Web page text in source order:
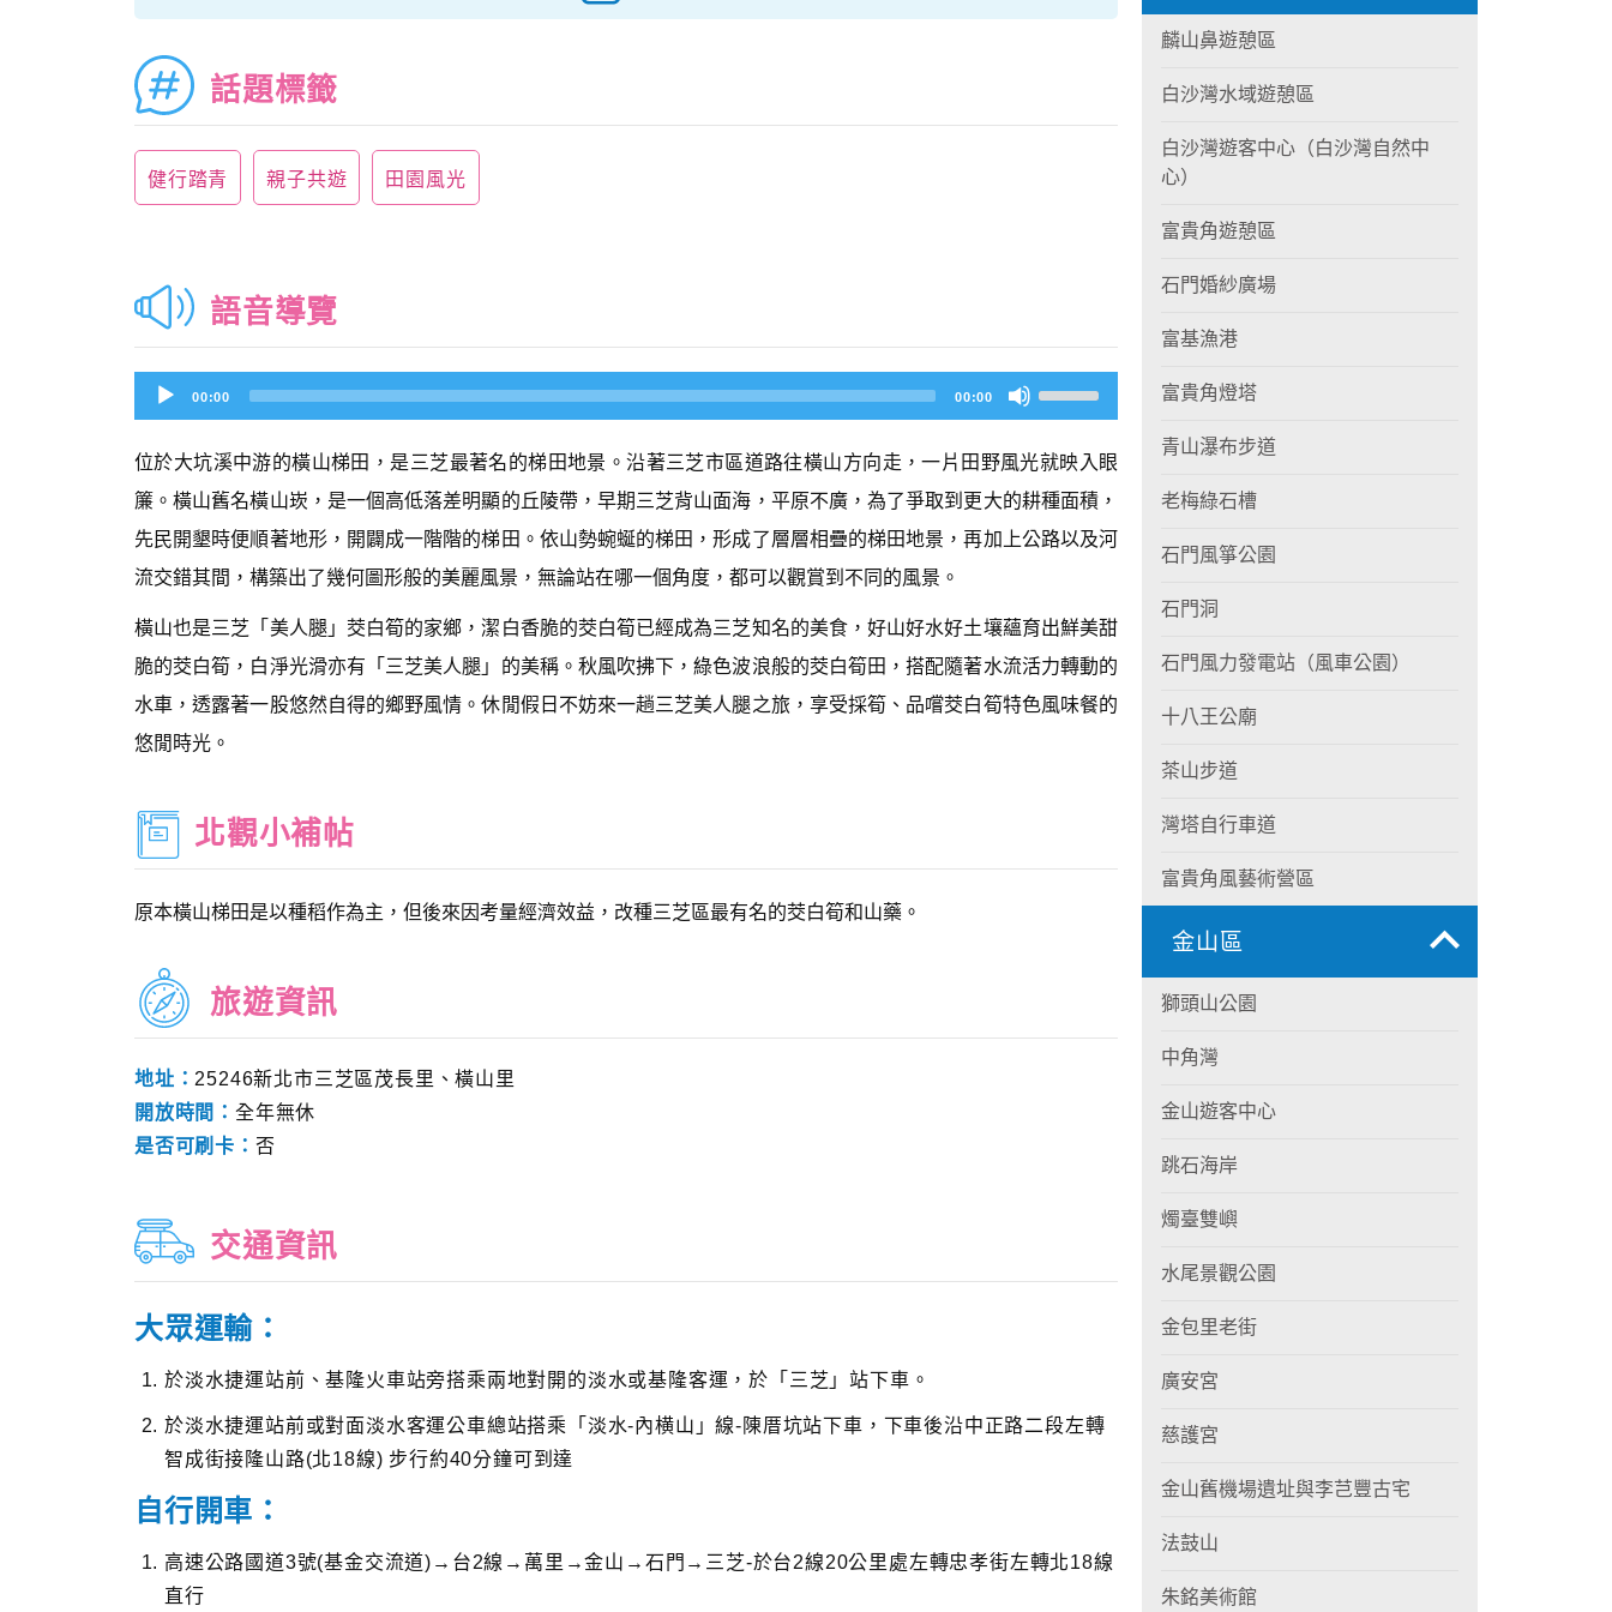
話題標籤
健行踏青 親子共遊 田園風光
語音導覽
Audio
Player00:00 00:00
s
e
p/
D
o
w
n
r
o
w
e
m
位於大坑溪中游的橫山梯田，是三芝最著名的梯田地景。沿著三芝市區道路往橫山方向走，一片田野風光就映入眼
簾。橫山舊名橫山崁，是一個高低落差明顯的丘陵帶，早期三芝背山面海，平原不廣，為了爭取到更大的耕種面積，
先民開墾時便順著地形，開闢成一階階的梯田。依山勢蜿蜒的梯田，形成了層層相疊的梯田地景，再加上公路以及河
流交錯其間，構築出了幾何圖形般的美麗風景，無論站在哪一個角度，都可以觀賞到不同的風景。
橫山也是三芝「美人腿」茭白筍的家鄉，潔白香脆的茭白筍已經成為三芝知名的美食，好山好水好土壤蘊育出鮮美甜
脆的茭白筍，白淨光滑亦有「三芝美人腿」的美稱。秋風吹拂下，綠色波浪般的茭白筍田，搭配隨著水流活力轉動的
水車，透露著一股悠然自得的鄉野風情。休閒假日不妨來一趟三芝美人腿之旅，享受採筍、品嚐茭白筍特色風味餐的
悠閒時光。
北觀小補帖
原本橫山梯田是以種稻作為主，但後來因考量經濟效益，改種三芝區最有名的茭白筍和山藥。
旅遊資訊
地址： 25246新北市三芝區茂長里、橫山里
開放時間： 全年無休
是否可刷卡： 否
交通資訊
大眾運輸：
於淡水捷運站前、基隆火車站旁搭乘兩地對開的淡水或基隆客運，於「三芝」站下車。
於淡水捷運站前或對面淡水客運公車總站搭乘「淡水-內横山」線-陳厝坑站下車，下車後沿中正路二段左轉
智成街接隆山路(北18線) 步行約40分鐘可到達
自行開車：
高速公路國道3號(基金交流道)→台2線→萬里→金山→石門→三芝-於台2線20公里處左轉忠孝街左轉北18線
直行
麟山鼻遊憩區
白沙灣水域遊憩區
白沙灣遊客中心（白沙灣自然中
心）
富貴角遊憩區
石門婚紗廣場
富基漁港
富貴角燈塔
青山瀑布步道
老梅綠石槽
石門風箏公園
石門洞
石門風力發電站（風車公園）
十八王公廟
茶山步道
灣塔自行車道
富貴角風藝術營區
金山區
獅頭山公園
中角灣
金山遊客中心
跳石海岸
燭臺雙嶼
水尾景觀公園
金包里老街
廣安宮
慈護宮
金山舊機場遺址與李芑豐古宅
法鼓山
朱銘美術館